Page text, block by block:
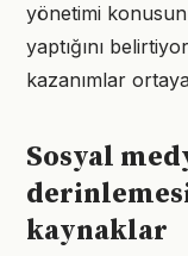
yönetimi
yaptığını
kazanımlar
Sosyal
kaynaklar